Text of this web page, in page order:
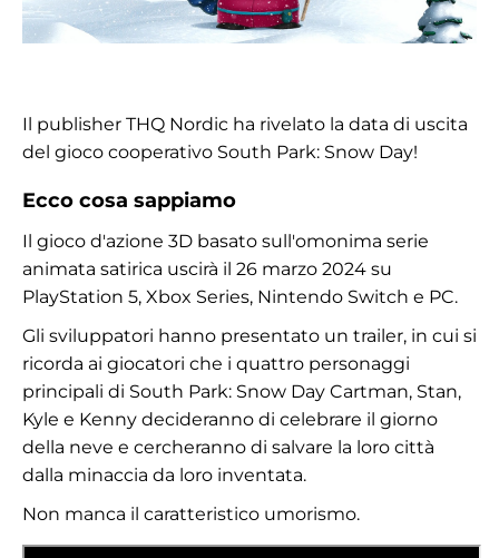
Il publisher THQ Nordic ha rivelato la data di uscita
del gioco cooperativo South Park: Snow Day!
Ecco cosa sappiamo
Il gioco d'azione 3D basato sull'omonima serie
animata satirica uscirà il 26 marzo 2024 su
PlayStation 5, Xbox Series, Nintendo Switch e PC.
Gli sviluppatori hanno presentato un trailer, in cui si
ricorda ai giocatori che i quattro personaggi
principali di South Park: Snow Day Cartman, Stan,
Kyle e Kenny decideranno di celebrare il giorno
della neve e cercheranno di salvare la loro città
dalla minaccia da loro inventata.
Non manca il caratteristico umorismo.